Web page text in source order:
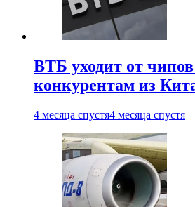
ВТБ уходит от
конкурентам из
4 месяца спустя4 месяца спустя